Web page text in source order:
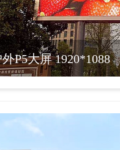
P5大屏 1920*1088